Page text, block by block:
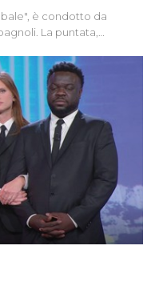
è condotto da
La puntata,
dei sospetti
anni hanno invaso
e immaginario collettivo.